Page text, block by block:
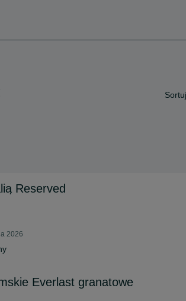
Reserved
2026
Everlast granatowe